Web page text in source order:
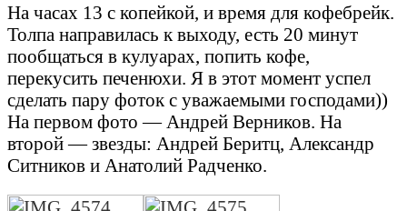
На часах 13 с копейкой, и время для кофебрейк.
Толпа направилась к выходу, есть 20 минут
пообщаться в кулуарах, попить кофе,
перекусить печенюхи. Я в этот момент успел
сделать пару фоток с уважаемыми господами))
На первом фото — Андрей Верников. На
второй — звезды: Андрей Беритц, Александр
Ситников и Анатолий Радченко.